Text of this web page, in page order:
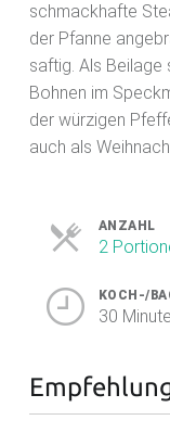
schmackhafte
der Pfanne
saftig. Als
Bohnen im
der würzigen
auch als
ANZAHL
2
KOCH-/
30